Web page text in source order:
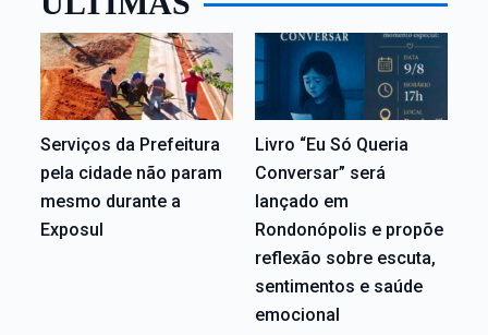
Serviços da Prefeitura
pela cidade não param
mesmo durante a
Exposul
Livro “Eu Só Queria
Conversar” será
lançado em
Rondonópolis e propõe
reflexão sobre escuta,
sentimentos e saúde
emocional